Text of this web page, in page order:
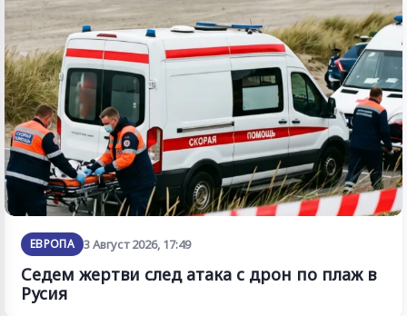
ЕВРОПА 3 Август 2026, 17:49
Седем жертви след атака с дрон по плаж в
Русия